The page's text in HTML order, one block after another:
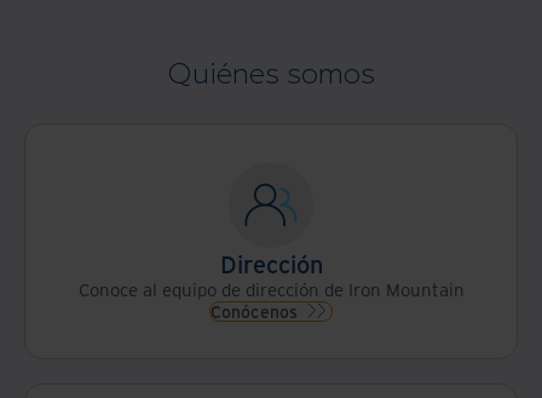
Quiénes somos
Dirección
Conoce al equipo de dirección de Iron Mountain
Conócenos